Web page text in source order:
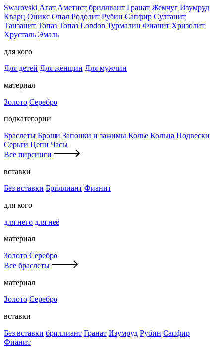
Swarovski Агат Аметист бриллиант Гранат Жемчуг Изумруд
Кварц Оникс Опал Родолит Рубин Сапфир Султанит
Танзанит Топаз Топаз London Турмалин Фианит Хризолит
Хрусталь Эмаль
для кого
Для детей Для женщин Для мужчин
материал
Золото Серебро
подкатегории
Браслеты Броши Запонки и зажимы Колье Кольца Подвески
Серьги Цепи Часы
Все пирсинги
вставки
Без вставки Бриллиант Фианит
для кого
для него для неё
материал
Золото Серебро
Все браслеты
материал
Золото Серебро
вставки
Без вставки бриллиант Гранат Изумруд Рубин Сапфир
Фианит